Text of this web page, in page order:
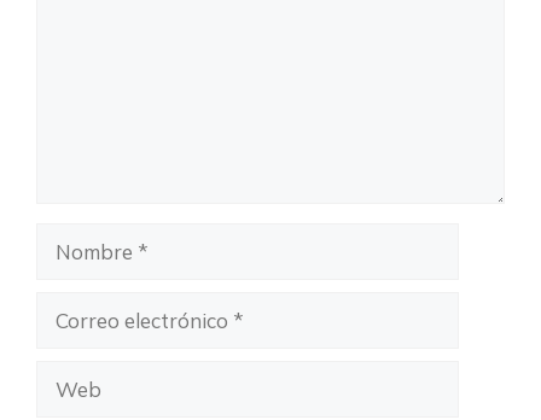
electrónico